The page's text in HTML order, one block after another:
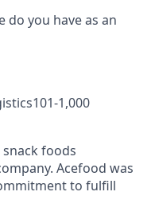
do you have as an
101-1,000
foods
Acefood was
to fulfill